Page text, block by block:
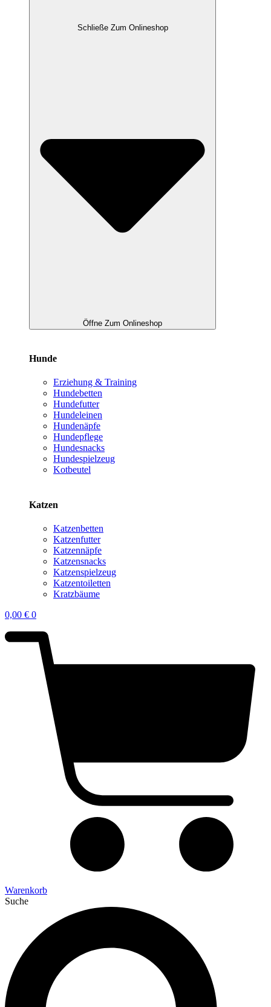
Schließe Zum Onlineshop
Öffne Zum Onlineshop
Hunde
Erziehung & Training
Hundebetten
Hundefutter
Hundeleinen
Hundenäpfe
Hundepflege
Hundesnacks
Hundespielzeug
Kotbeutel
Katzen
Katzenbetten
Katzenfutter
Katzennäpfe
Katzensnacks
Katzenspielzeug
Katzentoiletten
Kratzbäume
0,00 € 0
Warenkorb
Suche